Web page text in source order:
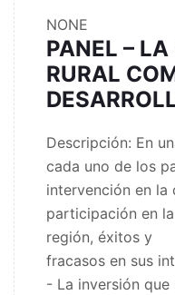
NONE
PANEL –
RURAL
Descripción: En
cada uno de los
intervención en la
participación en
región, éxitos y
fracasos en sus
- La inversión que